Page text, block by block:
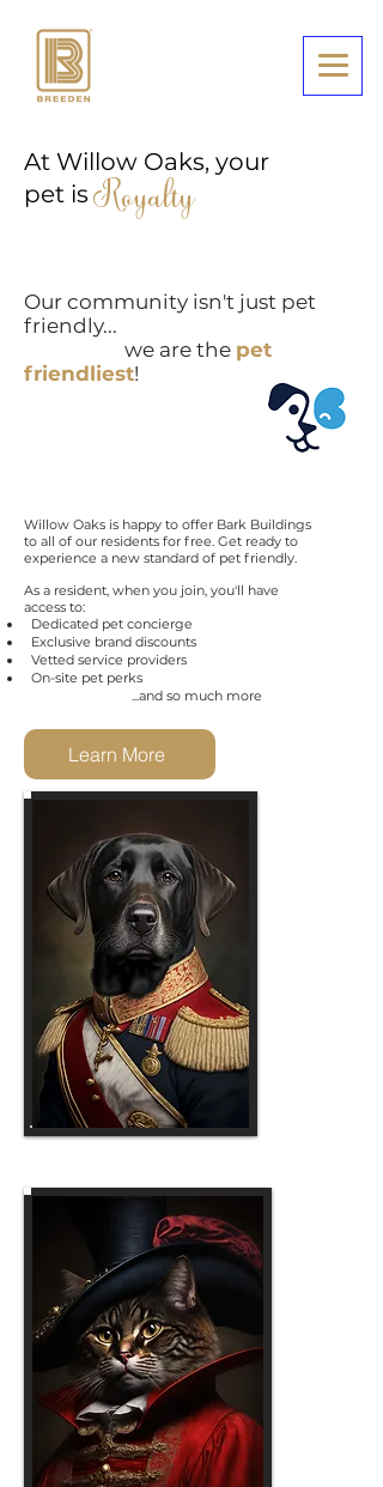
At Willow Oaks, your
pet isRoyalty
Our community isn't just pet
friendly...
we are the pet
friendliest!
Willow Oaks is happy to offer Bark Buildings
to all of our residents for free. Get ready to
experience a new standard of pet friendly.
As a resident, when you join, you'll have
access to:
Dedicated pet concierge
Exclusive brand discounts
Vetted service providers
On-site pet perks
...and so much more
Learn More